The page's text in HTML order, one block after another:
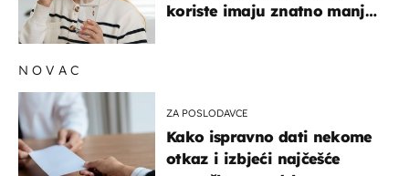
koriste imaju znatno manji
NOVAC
ZA POSLODAVCE
Kako ispravno dati nekome
otkaz i izbjeći najčešće